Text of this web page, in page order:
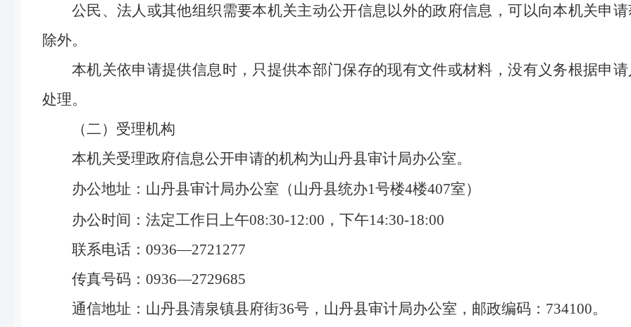
公民、法人或其他组织需要本机关主动公开信息以外的政府信息，可以向本机关申
除外。
本机关依申请提供信息时，只提供本部门保存的现有文件或材料，没有义务根据申
处理。
（二）受理机构
本机关受理政府信息公开申请的机构为山丹县审计局办公室。
办公地址：山丹县审计局办公室（山丹县统办1号楼4楼407室）
办公时间：法定工作日上午08:30-12:00，下午14:30-18:00
联系电话：0936—2721277
传真号码：0936—2729685
通信地址：山丹县清泉镇县府街36号，山丹县审计局办公室，邮政编码：734100。